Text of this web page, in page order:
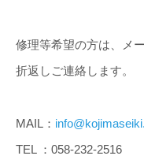
修理等希望の方は、メ
折返しご連絡します。
MAIL：
TEL ：058-232-2516